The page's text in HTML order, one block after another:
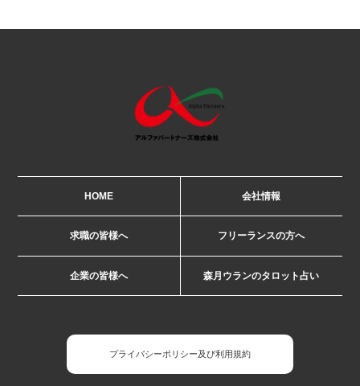
HOME 会社情報
求職の皆様へ フリーランスの方へ
企業の皆様へ 森月ウランのタロット占い
プライバシーポリシー及び利用規約